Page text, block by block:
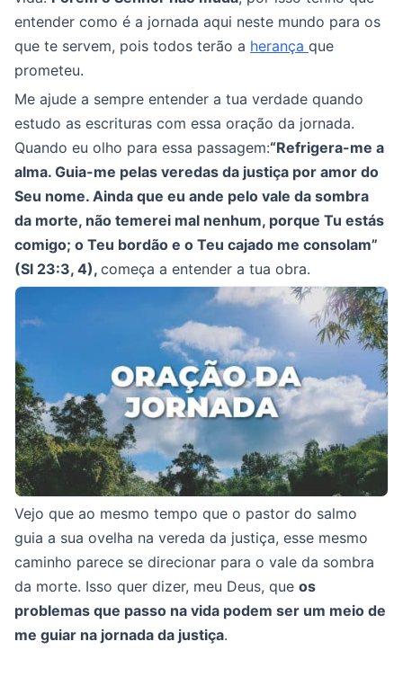
entender como é a jornada aqui neste mundo para os
que te servem, pois todos terão a herança que
prometeu.
Me ajude a sempre entender a tua verdade quando
estudo as escrituras com essa oração da jornada.
Quando eu olho para essa passagem:“Refrigera-me a
alma. Guia-me pelas veredas da justiça por amor do
Seu nome. Ainda que eu ande pelo vale da sombra
da morte, não temerei mal nenhum, porque Tu estás
comigo; o Teu bordão e o Teu cajado me consolam”
(Sl 23:3, 4), começa a entender a tua obra.
Vejo que ao mesmo tempo que o pastor do salmo
guia a sua ovelha na vereda da justiça, esse mesmo
caminho parece se direcionar para o vale da sombra
da morte. Isso quer dizer, meu Deus, que os
problemas que passo na vida podem ser um meio de
me guiar na jornada da justiça.